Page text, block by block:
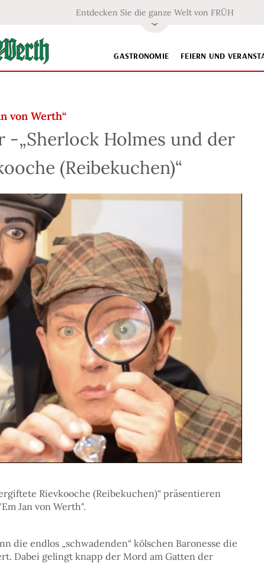
Entdecken Sie die ganze Welt von FRÜH
GASTRONOMIE FEIERN UND
von Werth“
-„Sherlock Holmes und der
(Reibekuchen)“
Rievkooche (Reibekuchen)“ präsentieren
Jan von Werth".
die endlos „schwadenden“ kölschen Baronesse die
Dabei gelingt knapp der Mord am Gatten der